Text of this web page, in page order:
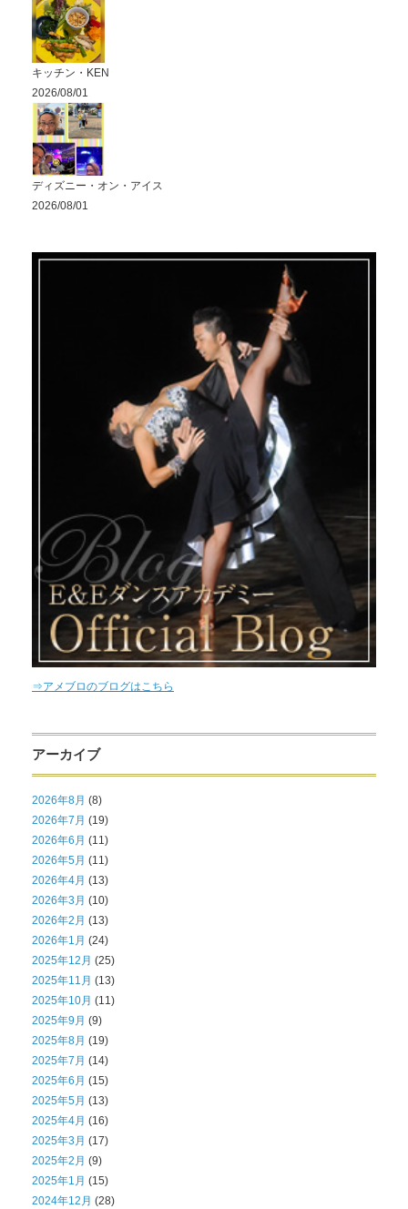
キッチン・KEN
2026/08/01
ディズニー・オン・アイス
2026/08/01
⇒アメブロのブログはこちら
アーカイブ
2026年8月 (8)
2026年7月 (19)
2026年6月 (11)
2026年5月 (11)
2026年4月 (13)
2026年3月 (10)
2026年2月 (13)
2026年1月 (24)
2025年12月 (25)
2025年11月 (13)
2025年10月 (11)
2025年9月 (9)
2025年8月 (19)
2025年7月 (14)
2025年6月 (15)
2025年5月 (13)
2025年4月 (16)
2025年3月 (17)
2025年2月 (9)
2025年1月 (15)
2024年12月 (28)